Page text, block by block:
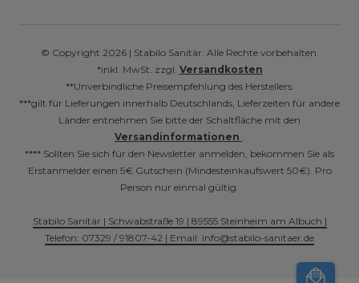
© Copyright 2026 | Stabilo Sanitär. Alle Rechte vorbehalten.
*inkl. MwSt. zzgl. Versandkosten
**Unverbindliche Preisempfehlung des Herstellers.
***gilt für Lieferungen innerhalb Deutschlands, Lieferzeiten für andere
Länder entnehmen Sie bitte der Schaltfläche mit den
Versandinformationen
**** Sollten Sie sich für den Newsletter anmelden, bekommen Sie als
Erstanmelder einen 5€ Gutschein (Mindesteinkaufswert 50€). Pro
Person nur einmal gültig.
Stabilo Sanitär | Schwabstraße 19 | 89555 Steinheim am Albuch |
Telefon: 07329 / 91807-42 | Email: info@stabilo-sanitaer.de